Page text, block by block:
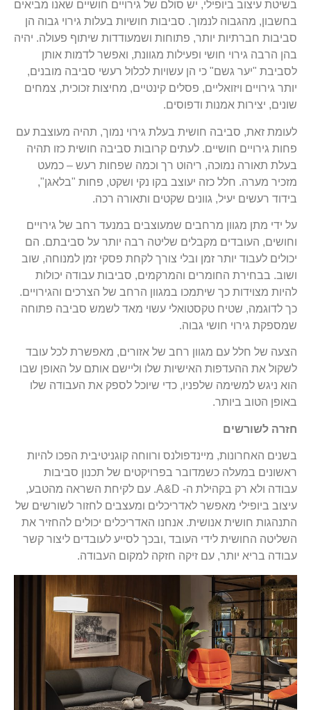
בשיטת עיצוב ביופילי, יש סולם של גירויים חושיים שאנו מביאים
בחשבון, מהגבוה לנמוך. סביבות חושיות בעלות גירוי גבוה הן
סביבות חברתיות יותר, פתוחות ושמעודדות שיתוף פעולה. יהיה
בהן הרבה גירוי חושי ופעילות מגוונת, ואפשר לדמות אותן
לסביבת "יער גשם" כי הן עשויות לכלול רעשי סביבה מובנים,
יותר גירויים ויזואליים, פסלים קינטיים, מחיצות זכוכית, צמחים
שונים, יצירות אמנות ודפוסים.
לעומת זאת, סביבה חושית בעלת גירוי נמוך, תהיה מעוצבת עם
פחות גירויים חושיים. לעתים קרובות סביבה חושית כזו תהיה
בעלת תאורה נמוכה, ריהוט רך וכמה שפחות רעש – כמעט
מזכיר מערה. חלל כזה יעוצב בקו נקי ושקט, פחות "בלאגן",
בידוד רעשים יעיל, גוונים שקטים ותאורה רכה.
על ידי מתן מגוון מרחבים שמעוצבים במנעד רחב של גירויים
וחושים, העובדים מקבלים שליטה רבה יותר על סביבתם. הם
יכולים לעבוד יותר זמן ובלי צורך לקחת פסקי זמן למנוחה, שוב
ושוב. בבחירת החומרים והמרקמים, סביבות עבודה יכולות
להיות מצוידות כך שיתמכו במגוון הרחב של הצרכים והגירויים.
כך לדוגמה, שטיח טקסטואלי עשוי מאד לשמש סביבה פתוחה
שמספקת גירוי חושי גבוה.
הצעה של חלל עם מגוון רחב של אזורים, מאפשרת לכל עובד
לשקול את ההעדפות האישיות שלו וליישם אותם על האופן שבו
הוא ניגש למשימה שלפניו, כדי שיוכל לספק את העבודה שלו
באופן הטוב ביותר.
חזרה לשורשים
בשנים האחרונות, מיינדפולנס ורווחה קוגניטיבית הפכו להיות
ראשונים במעלה כשמדובר בפרויקטים של תכנון סביבות
עבודה ולא רק בקהילת ה- A&D. עם לקיחת השראה מהטבע,
עיצוב ביופילי מאפשר לאדריכלים ומעצבים לחזור לשורשים של
התנהגות חושית אנושית. אנחנו האדריכלים יכולים להחזיר את
השליטה החושית לידי העובד ,ובכך לסייע לעובדים ליצור קשר
עבודה בריא יותר, עם זיקה חזקה למקום העבודה.